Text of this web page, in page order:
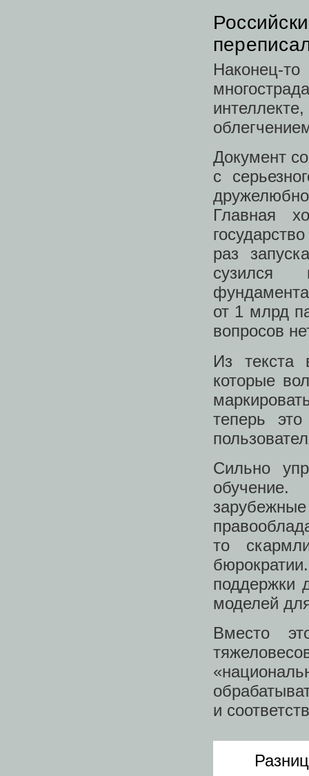
Документ
с
Главная
раз
сузился
от 1 млрд
вопросов
Из текста
которые
теперь
Сильно
то
поддержки
моделей
Вместо
и